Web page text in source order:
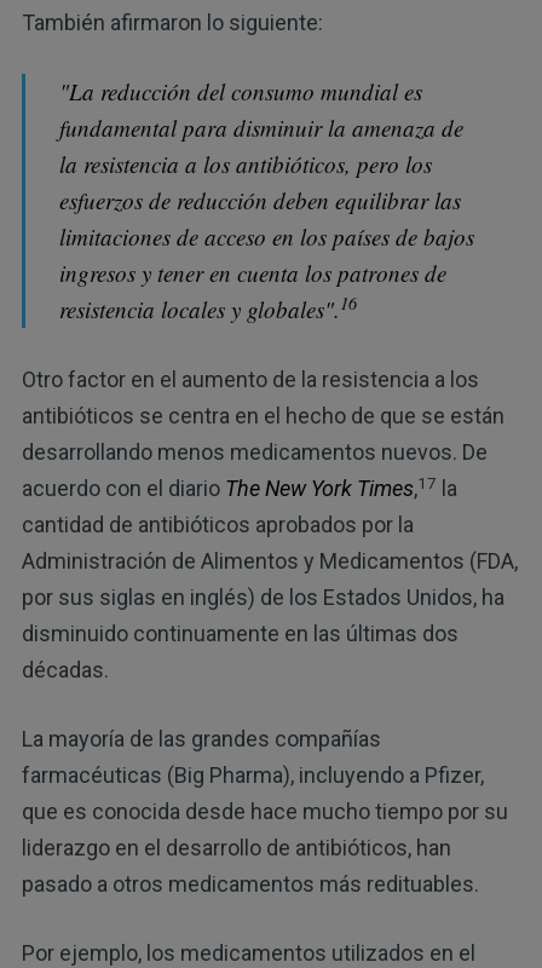
También afirmaron lo siguiente:
"La reducción del consumo mundial es
fundamental para disminuir la amenaza de
la resistencia a los antibióticos, pero los
esfuerzos de reducción deben equilibrar las
limitaciones de acceso en los países de bajos
ingresos y tener en cuenta los patrones de
resistencia locales y globales".16
Otro factor en el aumento de la resistencia a los
antibióticos se centra en el hecho de que se están
desarrollando menos medicamentos nuevos. De
acuerdo con el diario The New York Times,17
la
cantidad de antibióticos aprobados por la
Administración de Alimentos y Medicamentos (FDA,
por sus siglas en inglés) de los Estados Unidos, ha
disminuido continuamente en las últimas dos
décadas.
La mayoría de las grandes compañías
farmacéuticas (Big Pharma), incluyendo a Pfizer,
que es conocida desde hace mucho tiempo por su
liderazgo en el desarrollo de antibióticos, han
pasado a otros medicamentos más redituables.
Por ejemplo, los medicamentos utilizados en el